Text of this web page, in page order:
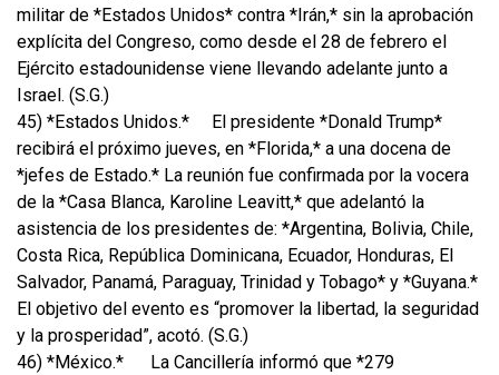
militar de *Estados Unidos* contra *Irán,* sin la aprobación
explícita del Congreso, como desde el 28 de febrero el
Ejército estadounidense viene llevando adelante junto a
Israel. (S.G.)
45) *Estados Unidos.*
El presidente *Donald Trump*
recibirá el próximo jueves, en *Florida,* a una docena de
*jefes de Estado.* La reunión fue confirmada por la vocera
de la *Casa Blanca, Karoline Leavitt,* que adelantó la
asistencia de los presidentes de: *Argentina, Bolivia, Chile,
Costa Rica, República Dominicana, Ecuador, Honduras, El
Salvador, Panamá, Paraguay, Trinidad y Tobago* y *Guyana.*
El objetivo del evento es “promover la libertad, la seguridad
y la prosperidad”, acotó. (S.G.)
46) *México.*
La Cancillería informó que *279